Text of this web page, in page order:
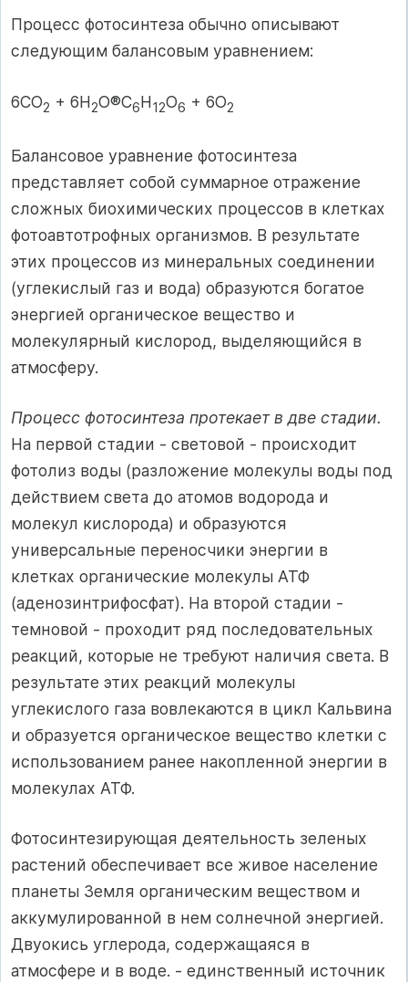
Процесс фотосинтеза обычно описывают
следующим балансовым уравнением:
6СО2 + 6Н2О®С6Н12О6 + 6О2
Балансовое уравнение фотосинтеза
представляет собой суммарное отражение
сложных биохимических процессов в клетках
фотоавтотрофных организмов. В результате
этих процессов из минеральных соединении
(углекислый газ и вода) образуются богатое
энергией органическое вещество и
молекулярный кислород, выделяющийся в
атмосферу.
Процесс фотосинтеза протекает в две стадии.
На первой стадии - световой - происходит
фотолиз воды (разложение молекулы воды под
действием света до атомов водорода и
молекул кислорода) и образуются
универсальные переносчики энергии в
клетках органические молекулы АТФ
(аденозинтрифосфат). На второй стадии -
темновой - проходит ряд последовательных
реакций, которые не требуют наличия света. В
результате этих реакций молекулы
углекислого газа вовлекаются в цикл Кальвина
и образуется органическое вещество клетки с
использованием ранее накопленной энергии в
молекулах АТФ.
Фотосинтезирующая деятельность зеленых
растений обеспечивает все живое население
планеты Земля органическим веществом и
аккумулированной в нем солнечной энергией.
Двуокись углерода, содержащаяся в
атмосфере и в воде. - единственный источник